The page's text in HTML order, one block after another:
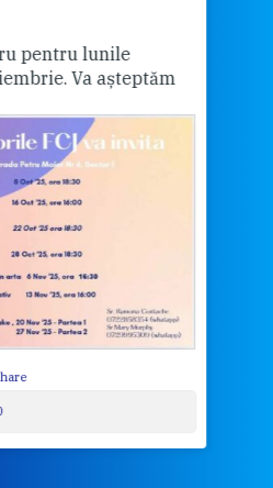
pentru lunile
Va așteptăm